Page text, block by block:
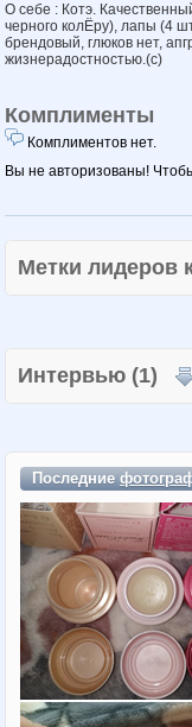
О себе : Котэ.
черного колЁру), лапы (4
брендовый, глюков нет,
жизнерадостностью.(c)
Комплименты
Комплиментов нет.
Вы не авторизованы!
Метки
Интервью (1)
Последние